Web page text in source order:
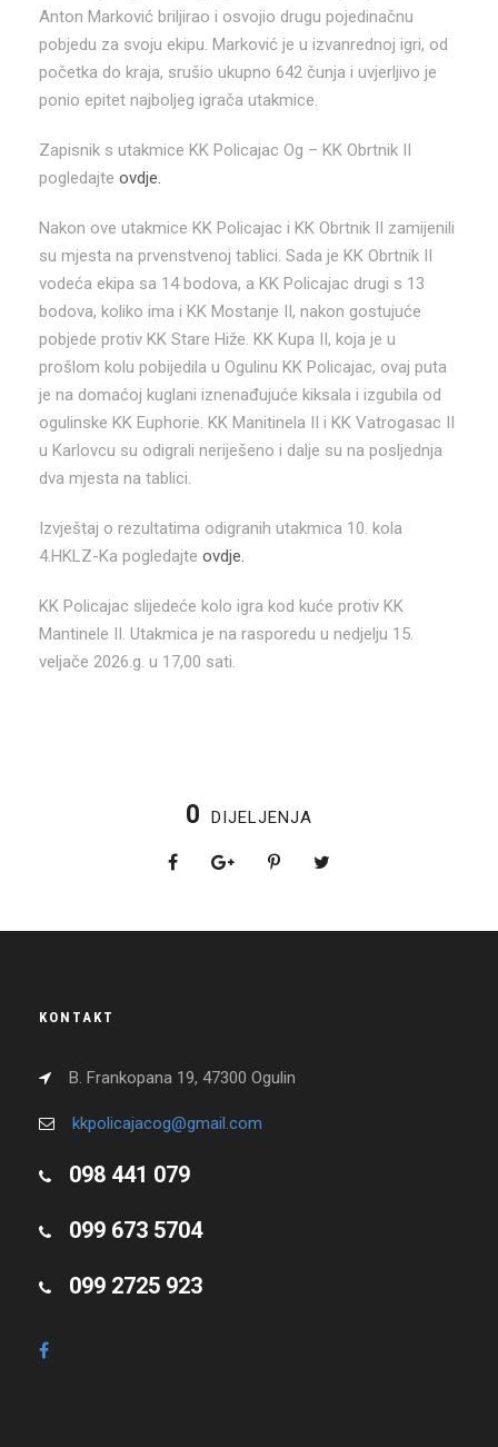
Anton Marković briljirao i osvojio drugu pojedinačnu
pobjedu za svoju ekipu. Marković je u izvanrednoj igri, od
početka do kraja, srušio ukupno 642 čunja i uvjerljivo je
ponio epitet najboljeg igrača utakmice.
Zapisnik s utakmice KK Policajac Og – KK Obrtnik II
pogledajte ovdje.
Nakon ove utakmice KK Policajac i KK Obrtnik II zamijenili
su mjesta na prvenstvenoj tablici. Sada je KK Obrtnik II
vodeća ekipa sa 14 bodova, a KK Policajac drugi s 13
bodova, koliko ima i KK Mostanje II, nakon gostujuće
pobjede protiv KK Stare Hiže. KK Kupa II, koja je u
prošlom kolu pobijedila u Ogulinu KK Policajac, ovaj puta
je na domaćoj kuglani iznenađujuće kiksala i izgubila od
ogulinske KK Euphorie. KK Manitinela II i KK Vatrogasac II
u Karlovcu su odigrali neriješeno i dalje su na posljednja
dva mjesta na tablici.
Izvještaj o rezultatima odigranih utakmica 10. kola
4.HKLZ-Ka pogledajte ovdje.
KK Policajac slijedeće kolo igra kod kuće protiv KK
Mantinele II. Utakmica je na rasporedu u nedjelju 15.
veljače 2026.g. u 17,00 sati.
0 DIJELJENJA
KONTAKT
B. Frankopana 19, 47300 Ogulin
kkpolicajacog@gmail.com
098 441 079
099 673 5704
099 2725 923